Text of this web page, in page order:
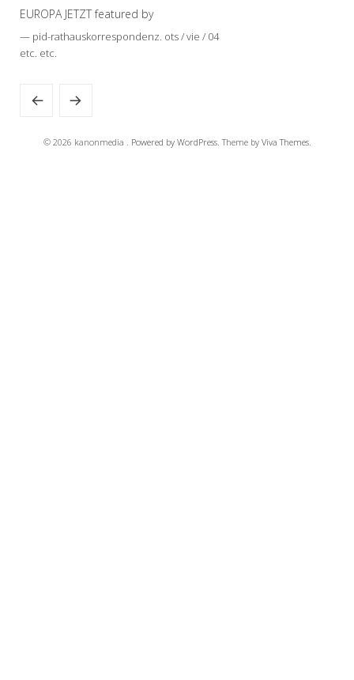
EUROPA JETZT featured by
— pid-rathauskorrespondenz. ots / vie / 04
etc. etc.
© 2026 kanonmedia . Powered by WordPress.Theme by Viva Themes.